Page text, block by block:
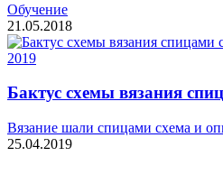
Обучение
21.05.2018
Бактус схемы вязания
Вязание шали спицами схема и
25.04.2019